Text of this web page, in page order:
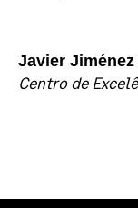
Javier Jiménez
Centro de